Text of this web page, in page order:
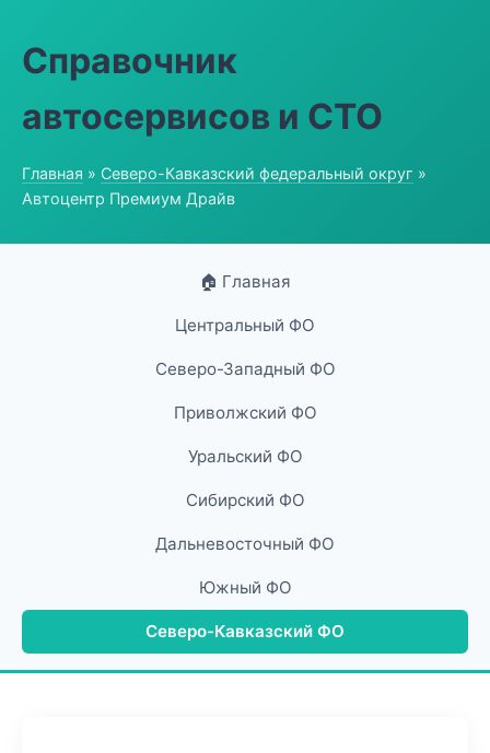
Справочник
автосервисов и СТО
Главная » Северо-Кавказский федеральный округ »
Автоцентр Премиум Драйв
🏠 Главная
Центральный ФО
Северо-Западный ФО
Приволжский ФО
Уральский ФО
Сибирский ФО
Дальневосточный ФО
Южный ФО
Северо-Кавказский ФО